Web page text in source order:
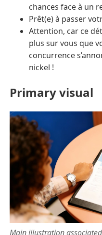
chances face à un
Prêt(e) à passer
Attention, car ce
plus sur vous que
concurrence
nickel !
Primary visual
Main illustration